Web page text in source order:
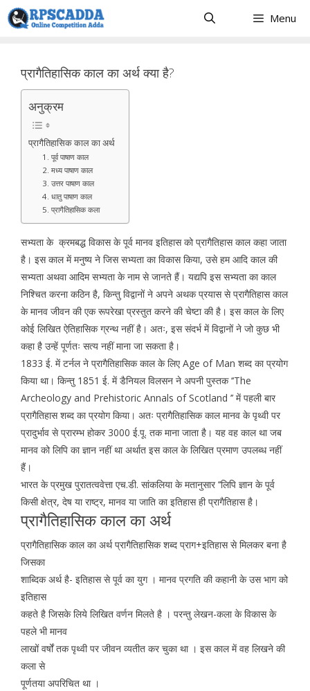
Skip
to
Menu
प्रागैतिहासिक काल का अर्थ क्या है?
अनुक्रम
प्रागैतिहासिक काल का अर्थ
1. पूर्व पाषाण काल
2. मध्य पाषाण काल
3. उत्तर पाषाण काल
4. धातु पाषाण काल
5. प्रागैतिहासिक कला
सभ्यता के क्रमबद्ध विकास के पूर्व मानव इतिहास को प्रागैतिहास काल कहा जाता
है। इस काल में मनुष्य ने जिस सभ्यता का विकास किया, उसे हम आदि काल की
सभ्यता अथवा आदिम सभ्यता के नाम से जानते हैं। यद्यपि इस सभ्यता का काल
निश्चित करना कठिन है, किन्तु विद्वानों ने अपने अथक प्रयास से प्रागैतिहास काल
के मानव जीवन की एक रूपरेखा प्रस्तुत करने की चेष्टा की है। इस काल के लिए
कोई लिखित ऐतिहासिक ग्रन्थ नहीं है। अतः, इस संदर्भ में विद्वानों ने जो कुछ भी
कहा है उन्हें पूर्णतः सत्य नहीं माना जा सकता है।
1833 ई. में टर्नल ने प्रागैतिहासिक काल के लिए Age of Man शब्द का प्रयोग
किया था। किन्तु 1851 ई. में डैनियल विलसन ने अपनी पुस्तक ‘‘The
Archeology and Prehistoric Annals of Scotland ’’ में पहली बार
प्रागैतिहास शब्द का प्रयोग किया। अतः प्रागैतिहासिक काल मानव के पृथ्वी पर
प्रादुर्भाव से प्रारम्भ होकर 3000 ई.पू. तक माना जाता है। यह वह काल था जब
मानव को लिपि का ज्ञान नहीं था अर्थात इस काल के लिखित प्रमाण उपलब्ध नहीं
हैं।
भारत के प्रमुख पुरातत्ववेत्ता एच.डी. सांकलिया के मतानुसार ‘‘लिपि ज्ञान के पूर्व
किसी क्षेत्र, देष या राष्ट्र, मानव या जाति का इतिहास ही प्रागैतिहास है।
प्रागैतिहासिक काल का अर्थ
प्रागैतिहासिक काल का अर्थ प्रागैतिहासिक शब्द प्राग+इतिहास से मिलकर बना है
जिसका
शाब्दिक अर्थ है- इतिहास से पूर्व का युग । मानव प्रगति की कहानी के उस भाग को
इतिहास
कहते है जिसके लिये लिखित वर्णन मिलते है । परन्तु लेखन-कला के विकास के
पहले भी मानव
लाखों वर्षों तक पृथ्वी पर जीवन व्यतीत कर चुका था । इस काल में वह लिखने की
कला से
पूर्णतया अपरिचित था ।